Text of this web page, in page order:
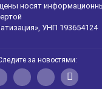
носят
УНП 193654124
за новостями: